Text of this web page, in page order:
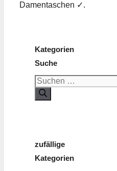
Damentaschen ✓.
Kategorien
Suche
Suchen
nach:
zufällige
Kategorien